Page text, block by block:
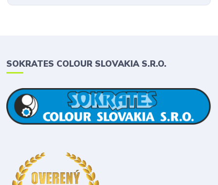
SOKRATES COLOUR SLOVAKIA S.R.O.